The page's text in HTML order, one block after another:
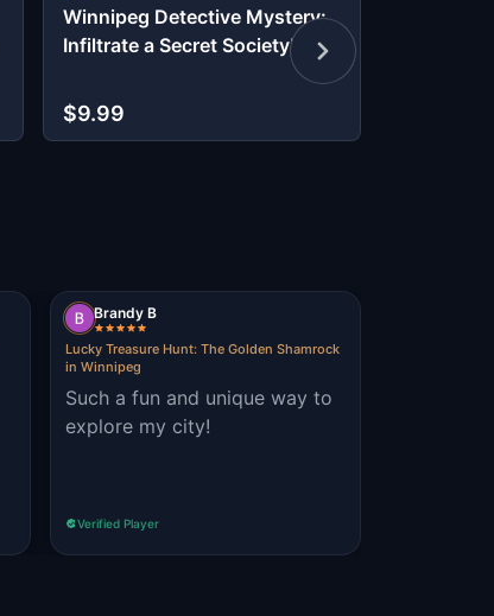
Winnipeg Detective Mystery:
Infiltrate a Secret Society!
$9.99
Brandy B
Lucky Treasure Hunt: The Golden Shamrock
in Winnipeg
Such a fun and unique way to
explore my city!
Verified Player